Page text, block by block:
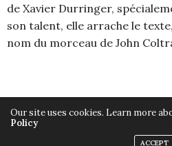
de Xavier Durringer,
son talent, elle arrache le
nom du morceau de John
Our site uses cookies. Learn more
Policy
ACCEPT